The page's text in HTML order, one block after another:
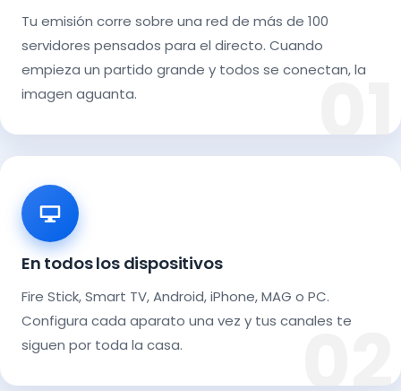
Tu emisión corre sobre una red de más de 100
servidores pensados para el directo. Cuando
empieza un partido grande y todos se conectan, la
imagen aguanta.
En todos los dispositivos
Fire Stick, Smart TV, Android, iPhone, MAG o PC.
Configura cada aparato una vez y tus canales te
siguen por toda la casa.